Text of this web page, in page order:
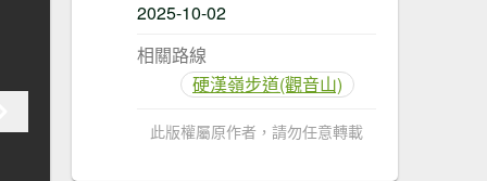
2025-10-02
相關路線
硬漢嶺步道(觀音山)
此版權屬原作者，請勿任意轉載